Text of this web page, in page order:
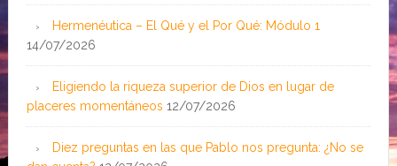
Hermenéutica – El Qué y el Por Qué: Módulo 1
14/07/2026
Eligiendo la riqueza superior de Dios en lugar de
placeres momentáneos 12/07/2026
Diez preguntas en las que Pablo nos pregunta: ¿No se